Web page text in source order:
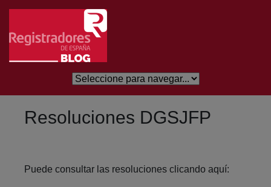
Salta al contingut principal
Resoluciones DGSJFP
Puede consultar las resoluciones clicando aquí: